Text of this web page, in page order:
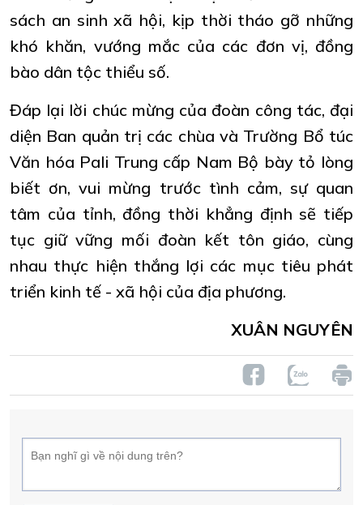
sách an sinh xã hội, kịp thời tháo gỡ những
khó khăn, vướng mắc của các đơn vị, đồng
bào dân tộc thiểu số.
Đáp lại lời chúc mừng của đoàn công tác, đại
diện Ban quản trị các chùa và Trường Bổ túc
Văn hóa Pali Trung cấp Nam Bộ bày tỏ lòng
biết ơn, vui mừng trước tình cảm, sự quan
tâm của tỉnh, đồng thời khẳng định sẽ tiếp
tục giữ vững mối đoàn kết tôn giáo, cùng
nhau thực hiện thắng lợi các mục tiêu phát
triển kinh tế - xã hội của địa phương.
XUÂN NGUYÊN